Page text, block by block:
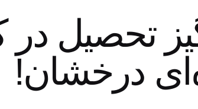
تحصیل در
درخشان!